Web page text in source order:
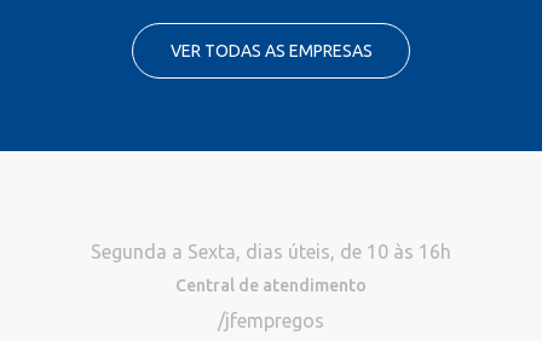
VER TODAS AS EMPRESAS
Segunda a Sexta, dias úteis, de 10 às 16h
Central de atendimento
/jfempregos